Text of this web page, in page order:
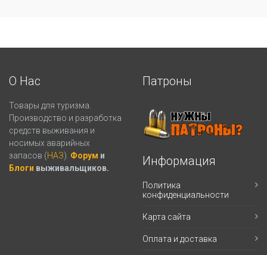
О Нас
Товары для туризма.
Производство и разработка
средств выживания и
носимых аварийных
запасов (НАЗ). Форум и
Блоги выживальщиков.
Патроны
Информация
Политика
конфиденциальности
Карта сайта
Оплата и доставка